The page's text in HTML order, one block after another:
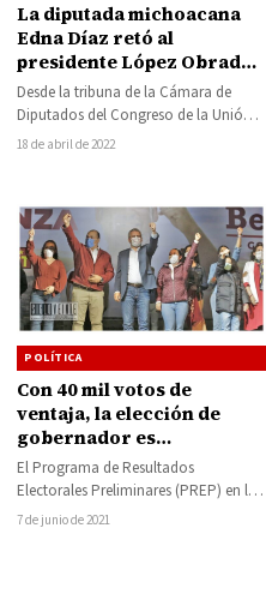
La diputada michoacana
Edna Díaz retó al
presidente López Obrador
a que pruebe las
acusaciones en su contra
Desde la tribuna de la Cámara de
Diputados del Congreso de la Unión,
la diputada federal michoacana,
18 de abril de 2022
POLÍTICA
Con 40 mil votos de
ventaja, la elección de
gobernador es
irreversible: Alfredo
Ramírez
El Programa de Resultados
Electorales Preliminares (PREP) en la
elección de gobernador de Michoacán
7 de junio de 2021